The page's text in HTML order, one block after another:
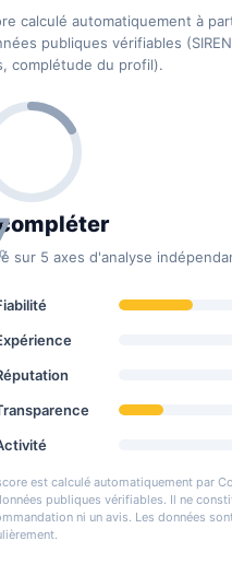
calculé automatiquement à
publiques vérifiables
complétude du profil).
sur 5 axes d'analyse
est calculé automatiquement par
publiques vérifiables. Il ne
ni un avis. Les données